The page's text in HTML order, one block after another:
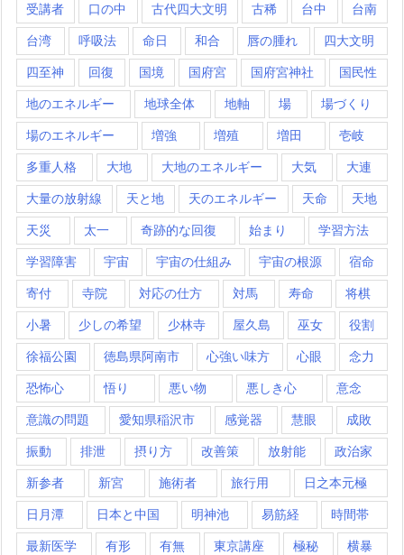
受講者 口の中 古代四大文明 古稀 台中 台南
台湾 呼吸法 命日 和合 唇の腫れ 四大文明
四至神 回復 国境 国府宮 国府宮神社 国民性
地のエネルギー 地球全体 地軸 場 場づくり
場のエネルギー 増強 増殖 増田 壱岐
多重人格 大地 大地のエネルギー 大気 大連
大量の放射線 天と地 天のエネルギー 天命 天地
天災 太一 奇跡的な回復 始まり 学習方法
学習障害 宇宙 宇宙の仕組み 宇宙の根源 宿命
寄付 寺院 対応の仕方 対馬 寿命 将棋
小暑 少しの希望 少林寺 屋久島 巫女 役割
徐福公園 徳島県阿南市 心強い味方 心眼 念力
恐怖心 悟り 悪い物 悪しき心 意念
意識の問題 愛知県稲沢市 感覚器 慧眼 成敗
振動 排泄 摂り方 改善策 放射能 政治家
新参者 新宮 施術者 旅行用 日之本元極
日月潭 日本と中国 明神池 易筋経 時間帯
最新医学 有形 有無 東京講座 極秘 横暴